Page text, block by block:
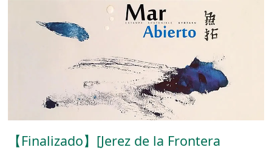
【Finalizado】[Jerez de la Frontera